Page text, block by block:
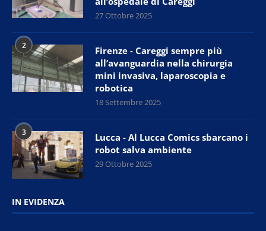
27 Ottobre 2025
2
Firenze - Careggi sempre più
all’avanguardia nella chirurgia
mini invasiva, laparoscopia e
robotica
18 Settembre 2025
3
Lucca - Al Lucca Comics sbarcano i
robot salva ambiente
29 Ottobre 2025
IN EVIDENZA